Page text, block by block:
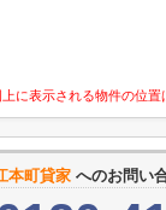
に表示される物件の位置
本町貸家 へのお問い